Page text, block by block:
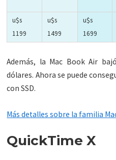
u$s
1199
u$s
1499
u$s
1699
Además, la Mac Book Air
dólares. Ahora se puede
con SSD.
Más detalles sobre la familia
QuickTime X